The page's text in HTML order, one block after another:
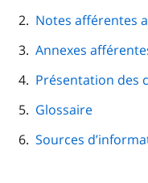
Notes afférentes
Annexes
Présentation des
Glossaire
Sources